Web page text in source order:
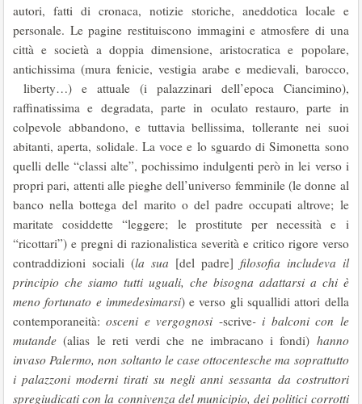
autori, fatti di cronaca, notizie storiche, aneddotica locale e
personale. Le pagine restituiscono immagini e atmosfere di una
città e società a doppia dimensione, aristocratica e popolare,
antichissima (mura fenicie, vestigia arabe e medievali, barocco,
liberty…) e attuale (i palazzinari dell’epoca Ciancimino),
raffinatissima e degradata, parte in oculato restauro, parte in
colpevole abbandono, e tuttavia bellissima, tollerante nei suoi
abitanti, aperta, solidale. La voce e lo sguardo di Simonetta sono
quelli delle “classi alte”, pochissimo indulgenti però in lei verso i
propri pari, attenti alle pieghe dell’universo femminile (le donne al
banco nella bottega del marito o del padre occupati altrove; le
maritate cosiddette “leggere; le prostitute per necessità e i
“ricottari”) e pregni di razionalistica severità e critico rigore verso
contraddizioni sociali (la sua [del padre] filosofia includeva il
principio che siamo tutti uguali, che bisogna adattarsi a chi è
meno fortunato e immedesimarsi) e verso gli squallidi attori della
contemporaneità:osceni e vergognosi -scrive- i balconi con le
mutande (alias le reti verdi che ne imbracano i fondi) hanno
invaso Palermo, non soltanto le case ottocentesche ma soprattutto
i palazzoni moderni tirati su negli anni sessanta da costruttori
spregiudicati con la connivenza del municipio, dei politici corrotti